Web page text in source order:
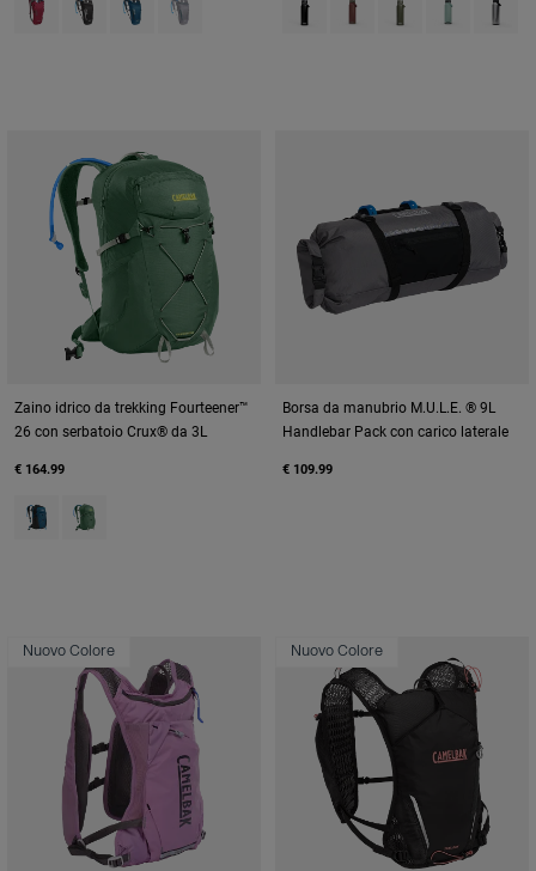
Zaino idrico da trekking Fourteener™
26 con serbatoio Crux® da 3L
€ 164.99
Product swatch type of Gibraltar Sea.
Product swatch type of Sage Green.
Borsa da manubrio M.U.L.E. ® 9L
Handlebar Pack con carico laterale
€ 109.99
Nuovo Colore Nuovo Colore